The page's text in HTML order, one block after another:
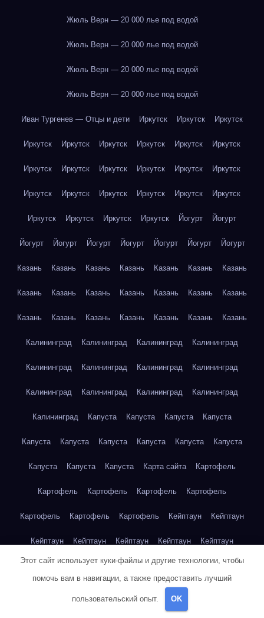
Жюль Верн — 20 000 лье под водой
Жюль Верн — 20 000 лье под водой
Жюль Верн — 20 000 лье под водой
Жюль Верн — 20 000 лье под водой
Иван Тургенев — Отцы и дети Иркутск Иркутск Иркутск
Иркутск Иркутск Иркутск Иркутск Иркутск Иркутск
Иркутск Иркутск Иркутск Иркутск Иркутск Иркутск
Иркутск Иркутск Иркутск Иркутск Иркутск Иркутск
Иркутск Иркутск Иркутск Иркутск Йогурт Йогурт
Йогурт Йогурт Йогурт Йогурт Йогурт Йогурт Йогурт
Казань Казань Казань Казань Казань Казань Казань
Казань Казань Казань Казань Казань Казань Казань
Казань Казань Казань Казань Казань Казань Казань
Калининград Калининград Калининград Калининград
Калининград Калининград Калининград Калининград
Калининград Калининград Калининград Калининград
Калининград Капуста Капуста Капуста Капуста
Капуста Капуста Капуста Капуста Капуста Капуста
Капуста Капуста Капуста Карта сайта Картофель
Картофель Картофель Картофель Картофель
Картофель Картофель Картофель Кейптаун Кейптаун
Кейптаун Кейптаун Кейптаун Кейптаун Кейптаун
Кейптаун Кейптаун Кейптаун Кейптаун Кейптаун
Кейптаун
Этот сайт использует куки-файлы и другие технологии, чтобы
помочь вам в навигации, а также предоставить лучший
пользовательский опыт. OK